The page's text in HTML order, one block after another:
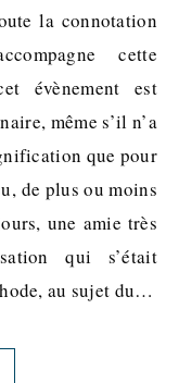
la connotation
cette
évènement est
même s’il n’a
que pour
de plus ou moins
une amie très
qui s’était
au sujet du…